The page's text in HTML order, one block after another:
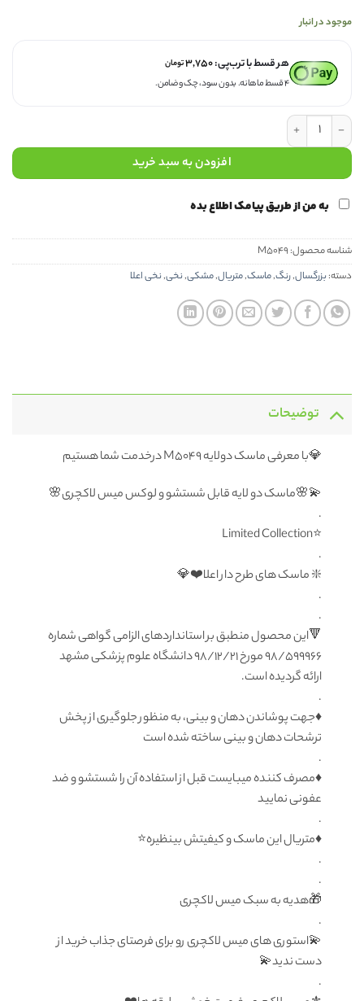
موجود در انبار
هر قسط با ترب‌پی:۳,۷۵۰تومان
۴ قسط ماهانه. بدون سود، چک و ضامن.
ماسک دولایه M5049 عدد
افزودن به سبد خرید
به من از طریق پیامک اطلاع بده
شناسه محصول: M5049
دسته:بزرگسال,رنگ,ماسک,متریال,مشکی,نخی,نخی اعلا
توضیحات
💎با معرفی ماسک دولایه M5049 درخدمت شما هستیم
💫🌸ماسک دو لایه قابل شستشو و لوکس میس لاکچری🌸
.
⭐️Limited Collection
.
❇️ ماسک های طرح دار اعلا❤️💎
.
.
🔻این محصول منطبق بر استانداردهای الزامی گواهی شماره
98/599966 مورخ 98/12/21 دانشگاه علوم پزشکی مشهد
ارائه گردیده است.
.
♦️جهت پوشاندن دهان و بینی، به منظور جلوگیری از پخش
ترشحات دهان و بینی ساخته شده است
.
♦️مصرف کننده میبایست قبل از استفاده آن را شستشو و ضد
عفونی نمایید
.
♦️متریال این ماسک و کیفیتش بینظیره⭐️
.
.
🎁هدیه به سبک میس لاکچری
.
💫استوری های میس لاکچری رو برای فرصتای جذاب خرید از
دست ندید💫
.